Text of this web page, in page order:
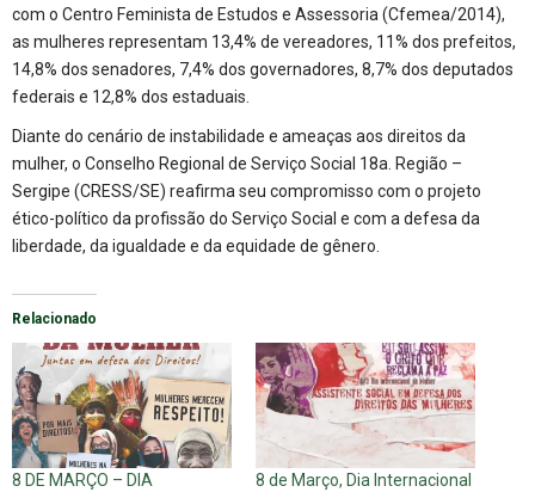
com o Centro Feminista de Estudos e Assessoria (Cfemea/2014),
as mulheres representam 13,4% de vereadores, 11% dos prefeitos,
14,8% dos senadores, 7,4% dos governadores, 8,7% dos deputados
federais e 12,8% dos estaduais.
Diante do cenário de instabilidade e ameaças aos direitos da
mulher, o Conselho Regional de Serviço Social 18a. Região –
Sergipe (CRESS/SE) reafirma seu compromisso com o projeto
ético-político da profissão do Serviço Social e com a defesa da
liberdade, da igualdade e da equidade de gênero.
Relacionado
8 DE MARÇO – DIA 8 de Março, Dia Internacional